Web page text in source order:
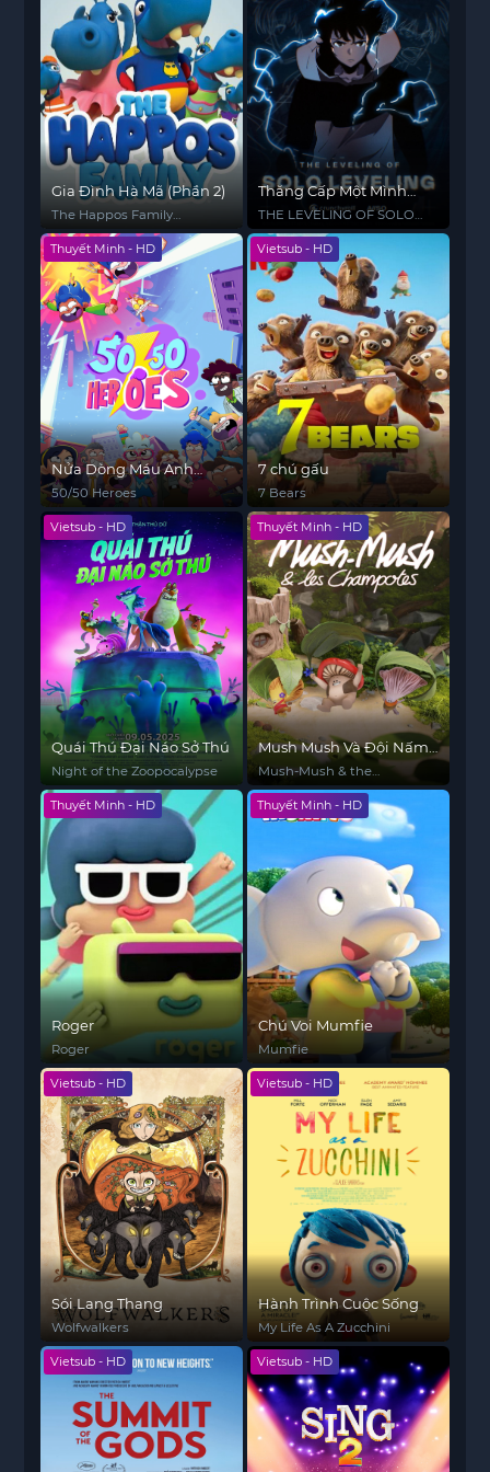
Gia Đình Hà Mã (Phần 2)
The Happos Family
(Season 2)
Thăng Cấp Một Mình
(Phần 2) - Vùng Lên Từ
Bóng Tối
THE LEVELING OF SOLO
LEVELING
Thuyết Minh - HD
Nửa Dòng Máu Anh
Hùng
50/50 Heroes
Vietsub - HD
7 chú gấu
7 Bears
Vietsub - HD
Quái Thú Đại Náo Sở Thú
Night of the Zoopocalypse
Thuyết Minh - HD
Mush Mush Và Đội Nấm
Tài Năng
Mush-Mush & the
Mushables
Thuyết Minh - HD
Roger
Roger
Thuyết Minh - HD
Chú Voi Mumfie
Mumfie
Vietsub - HD
Sói Lang Thang
Wolfwalkers
Vietsub - HD
Hành Trình Cuộc Sống
My Life As A Zucchini
Vietsub - HD Vietsub - HD